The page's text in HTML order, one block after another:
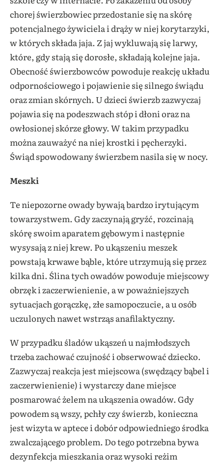
chorej świerzbowiec przedostanie się na skórę
potencjalnego żywiciela i drąży w niej korytarzyki,
w których składa jaja. Z jaj wykluwają się larwy,
które, gdy stają się dorosłe, składają kolejne jaja.
Obecność świerzbowców powoduje reakcję układu
odpornościowego i pojawienie się silnego świądu
oraz zmian skórnych. U dzieci świerzb zazwyczaj
pojawia się na podeszwach stóp i dłoni oraz na
owłosionej skórze głowy. W takim przypadku
można zauważyć na niej krostki i pęcherzyki.
Świąd spowodowany świerzbem nasila się w nocy.
Meszki
Te niepozorne owady bywają bardzo irytującym
towarzystwem. Gdy zaczynają gryźć, rozcinają
skórę swoim aparatem gębowym i następnie
wysysają z niej krew. Po ukąszeniu meszek
powstają krwawe bąble, które utrzymują się przez
kilka dni. Ślina tych owadów powoduje miejscowy
obrzęk i zaczerwienienie, a w poważniejszych
sytuacjach gorączkę, złe samopoczucie, a u osób
uczulonych nawet wstrząs anafilaktyczny.
W przypadku śladów ukąszeń u najmłodszych
trzeba zachować czujność i obserwować dziecko.
Zazwyczaj reakcja jest miejscowa (swędzący bąbel i
zaczerwienienie) i wystarczy dane miejsce
posmarować żelem na ukąszenia owadów. Gdy
powodem są wszy, pchły czy świerzb, konieczna
jest wizyta w aptece i dobór odpowiedniego środka
zwalczającego problem. Do tego potrzebna bywa
dezynfekcja mieszkania oraz wysoki reżim